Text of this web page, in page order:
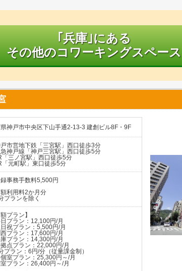
｢兵庫｣にある
その他のコワーキングスペース
神戸市中央区下山手通2-13-3 建創ビル8F・9F
戸市営地下鉄「三宮駅」西口徒歩3分
急神戸線「神戸三宮駅」西口徒歩5分
「三ノ宮駅」西口徒歩5分
「元町駅」東口徒歩5分
録事務手数料5,500円
額利用料2か月分
プランを除く
額プラン】
日プラン：12,100円/月
日祝プラン：5,500円/月
西プラン：17,600円/月
庫プラン：14,300円/月
拠点プラン：22,000円/月
プラン：6円/分（従量課金制）
個室プラン：25,300円～/月
室プラン：26,400円～/月